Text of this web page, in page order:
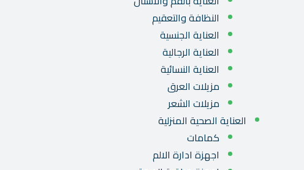
النظافة والتعقيم
العناية الجنسية
العناية الرجالية
العناية النسائية
مزيلات العرق
مزيلات الشعر
العناية الصحية المنزلية
كمامات
اجهزة ادارة الالم